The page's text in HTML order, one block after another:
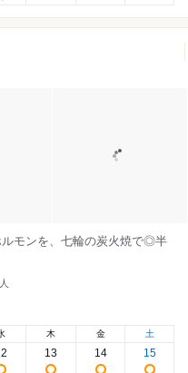
ルモンを、七輪の炭火焼で◎半
人
木
13
金
14
土
15